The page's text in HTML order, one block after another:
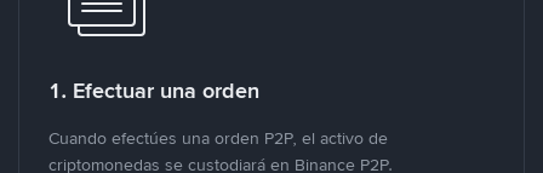
1. Efectuar una orden
Cuando efectúes una orden P2P, el activo de
criptomonedas se custodiará en Binance P2P.